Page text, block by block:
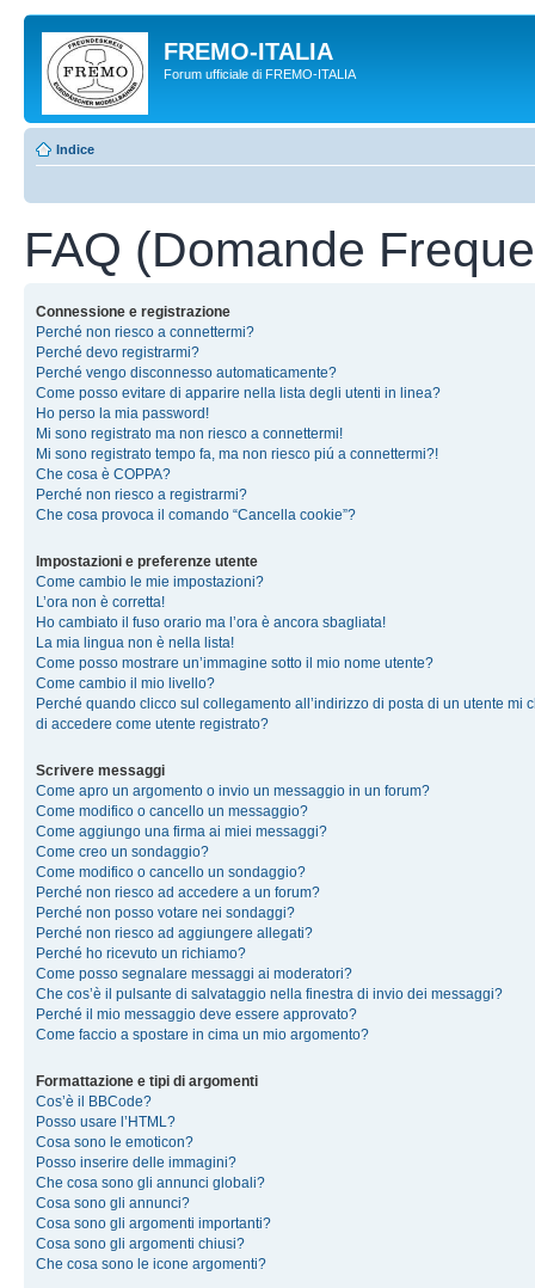
FREMO-ITALIA
Forum ufficiale di FREMO-ITALIA
Indice
FAQ (Domande
Connessione e registrazione
Perché non riesco a connettermi?
Perché devo registrarmi?
Perché vengo disconnesso automaticamente?
Come posso evitare di apparire nella lista degli utenti in linea?
Ho perso la mia password!
Mi sono registrato ma non riesco a connettermi!
Mi sono registrato tempo fa, ma non riesco piú a connettermi?!
Che cosa è COPPA?
Perché non riesco a registrarmi?
Che cosa provoca il comando “Cancella cookie”?
Impostazioni e preferenze utente
Come cambio le mie impostazioni?
L’ora non è corretta!
Ho cambiato il fuso orario ma l’ora è ancora sbagliata!
La mia lingua non è nella lista!
Come posso mostrare un’immagine sotto il mio nome utente?
Come cambio il mio livello?
Perché quando clicco sul collegamento all’indirizzo di posta di un utente mi
di accedere come utente registrato?
Scrivere messaggi
Come apro un argomento o invio un messaggio in un forum?
Come modifico o cancello un messaggio?
Come aggiungo una firma ai miei messaggi?
Come creo un sondaggio?
Come modifico o cancello un sondaggio?
Perché non riesco ad accedere a un forum?
Perché non posso votare nei sondaggi?
Perché non riesco ad aggiungere allegati?
Perché ho ricevuto un richiamo?
Come posso segnalare messaggi ai moderatori?
Che cos’è il pulsante di salvataggio nella finestra di invio dei messaggi?
Perché il mio messaggio deve essere approvato?
Come faccio a spostare in cima un mio argomento?
Formattazione e tipi di argomenti
Cos’è il BBCode?
Posso usare l’HTML?
Cosa sono le emoticon?
Posso inserire delle immagini?
Che cosa sono gli annunci globali?
Cosa sono gli annunci?
Cosa sono gli argomenti importanti?
Cosa sono gli argomenti chiusi?
Che cosa sono le icone argomenti?